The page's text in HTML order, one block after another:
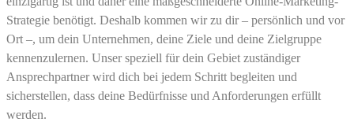
Strategie benötigt. Deshalb kommen wir zu dir – persönlich und vor
Ort –, um dein Unternehmen, deine Ziele und deine Zielgruppe
kennenzulernen. Unser speziell für dein Gebiet zuständiger
Ansprechpartner wird dich bei jedem Schritt begleiten und
sicherstellen, dass deine Bedürfnisse und Anforderungen erfüllt
werden.